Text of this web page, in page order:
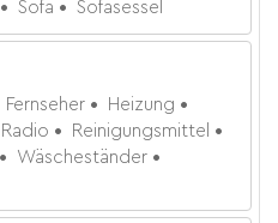
Sofa Sofasessel
Fernseher
Heizung
Radio
Reinigungsmittel
Wäscheständer